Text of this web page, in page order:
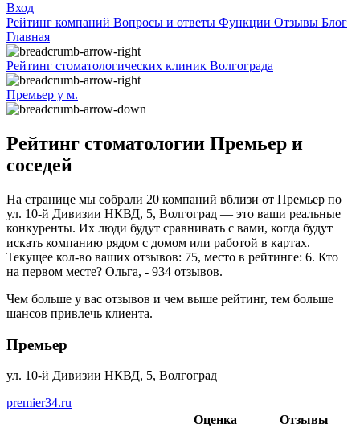
Вход
Рейтинг компаний Вопросы и ответы Функции Отзывы Блог
Главная
Рейтинг стоматологических клиник Волгограда
Премьер у м.
Рейтинг стоматологии Премьер и
соседей
На странице мы собрали 20 компаний вблизи от Премьер по
ул. 10-й Дивизии НКВД, 5, Волгоград — это ваши реальные
конкуренты. Их люди будут сравнивать с вами, когда будут
искать компанию рядом с домом или работой в картах.
Текущее кол-во ваших отзывов: 75, место в рейтинге: 6. Кто
на первом месте? Ольга, - 934 отзывов.
Чем больше у вас отзывов и чем выше рейтинг, тем больше
шансов привлечь клиента.
Премьер
ул. 10-й Дивизии НКВД, 5, Волгоград
premier34.ru
Оценка
Отзывы